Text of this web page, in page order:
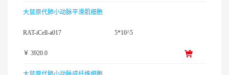
大鼠原代肺小动脉平滑肌细胞
RAT-iCell-a017 5*10^5
￥ 3920.0